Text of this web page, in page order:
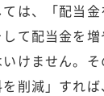
は、「配当
て配当金を
けません。
を削減」すれ